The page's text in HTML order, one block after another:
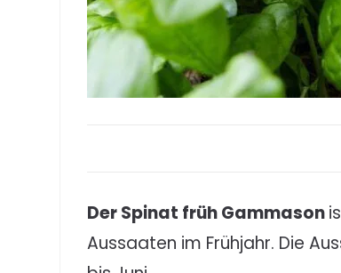
Der Spinat früh Gammason
Aussaaten im Frühjahr. Die